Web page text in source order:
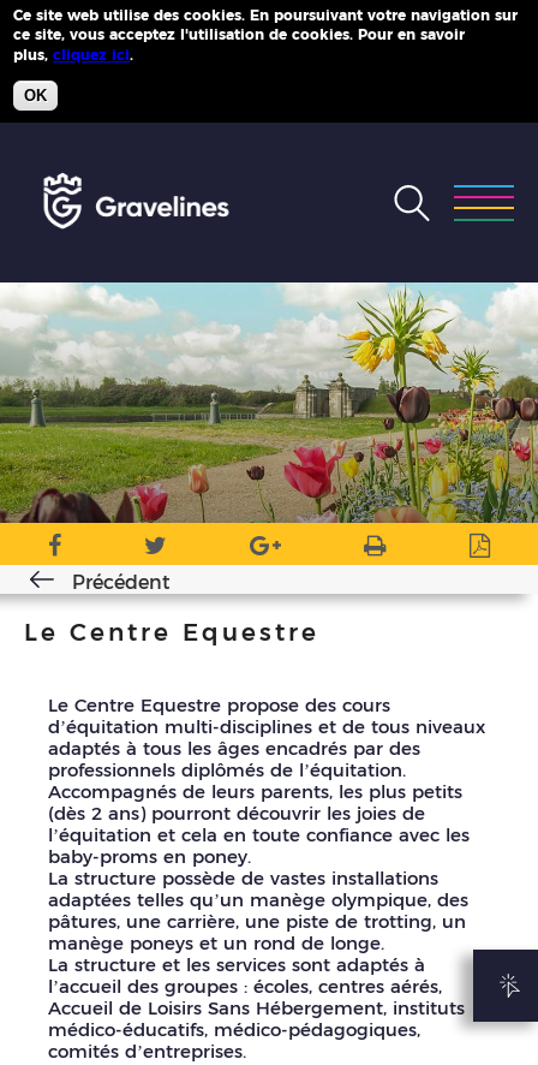
Ce site web utilise des cookies. En poursuivant votre navigation sur
ce site, vous acceptez l'utilisation de cookies. Pour en savoir
plus,cliquez ici.
OK
Précédent
Le Centre Equestre
Le Centre Equestre propose des cours
d’équitation multi-disciplines et de tous niveaux
adaptés à tous les âges encadrés par des
professionnels diplômés de l’équitation.
Accompagnés de leurs parents, les plus petits
(dès 2 ans) pourront découvrir les joies de
l’équitation et cela en toute confiance avec les
baby-proms en poney.
La structure possède de vastes installations
adaptées telles qu’un manège olympique, des
pâtures, une carrière, une piste de trotting, un
manège poneys et un rond de longe.
La structure et les services sont adaptés à
l’accueil des groupes : écoles, centres aérés,
Accueil de Loisirs Sans Hébergement, instituts
médico-éducatifs, médico-pédagogiques,
comités d’entreprises.